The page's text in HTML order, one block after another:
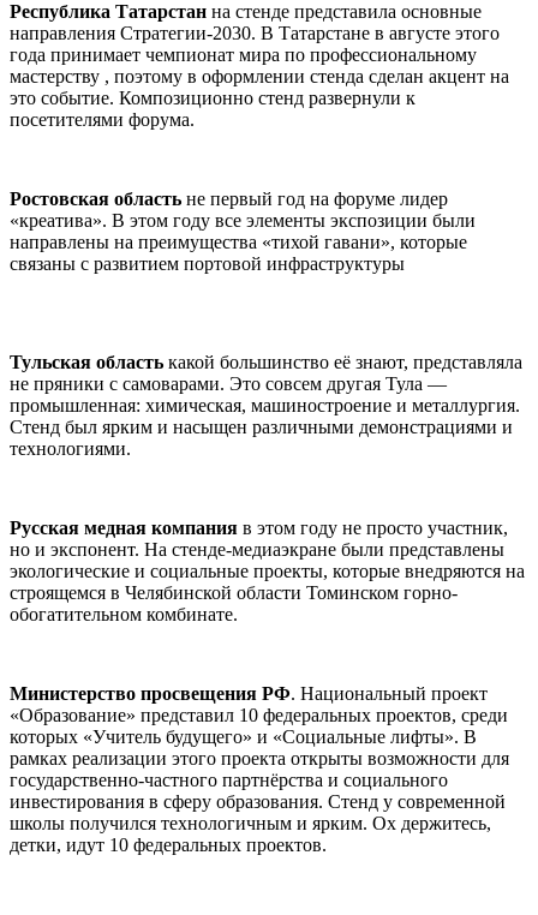
Республика Татарстан на стенде представила основные
направления Стратегии-2030. В Татарстане в августе этого
года принимает чемпионат мира по профессиональному
мастерству , поэтому в оформлении стенда сделан акцент на
это событие. Композиционно стенд развернули к
посетителями форума.
Ростовская область не первый год на форуме лидер
«креатива». В этом году все элементы экспозиции были
направлены на преимущества «тихой гавани», которые
связаны с развитием портовой инфраструктуры
Тульская область какой большинство её знают, представляла
не пряники с самоварами. Это совсем другая Тула —
промышленная: химическая, машиностроение и металлургия.
Стенд был ярким и насыщен различными демонстрациями и
технологиями.
Русская медная компания в этом году не просто участник,
но и экспонент. На стенде-медиаэкране были представлены
экологические и социальные проекты, которые внедряются на
строящемся в Челябинской области Томинском горно-
обогатительном комбинате.
Министерство просвещения РФ. Национальный проект
«Образование» представил 10 федеральных проектов, среди
которых «Учитель будущего» и «Социальные лифты». В
рамках реализации этого проекта открыты возможности для
государственно-частного партнёрства и социального
инвестирования в сферу образования. Стенд у современной
школы получился технологичным и ярким. Ох держитесь,
детки, идут 10 федеральных проектов.